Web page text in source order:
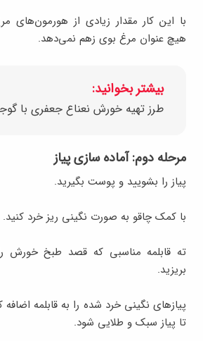
با این کار مقدار زیادی از هورمون‌های
هیچ عنوان مرغ بوی زهم نمی‌دهد.
بیشتر بخوانید:
طرز تهیه خورش نعناع جعفری با
مرحله دوم: آماده سازی پیاز
پیاز را بشویید و پوست بگیرید.
با کمک چاقو به صورت نگینی ریز خرد کنید.
ته قابلمه مناسبی که قصد طبخ خورش
بریزید.
پیازهای نگینی خرد شده را به قابلمه
تا پیاز سبک و طلایی شود.